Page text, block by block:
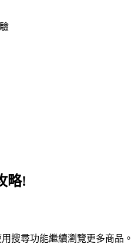
略!
搜尋功能繼續瀏覽更多商品。